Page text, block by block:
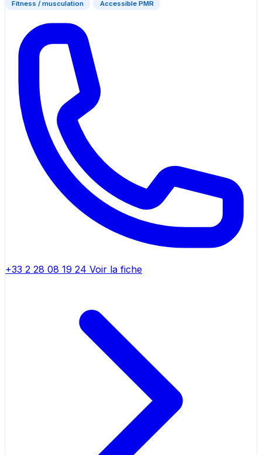
Fitness / musculation Accessible PMR
+33 2 28 08 19 24 Voir la fiche